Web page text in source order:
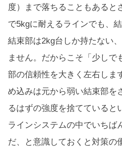
度）まで落ちることもあると
で5kgに耐えるラインでも、
結束部は2kg台しか持たない
ません。だからこそ「少しで
部の信頼性を大きく左右しま
め込みは元から弱い結束部を
るはずの強度を捨てていると
ラインシステムの中でいちば
だ、と意識しておくと対策の